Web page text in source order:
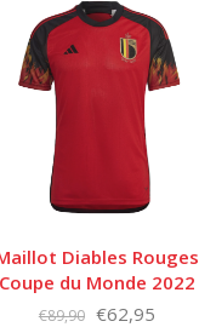
Diables Rouges
Coupe du Monde 2022
Domicile
€89,90 €62,95